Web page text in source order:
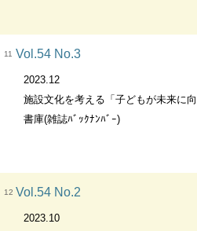
11 Vol.54 No.3
2023.12
施設文化を考える「子どもが未来に
書庫(雑誌ﾊﾞｯｸﾅﾝﾊﾞｰ)
12 Vol.54 No.2
2023.10